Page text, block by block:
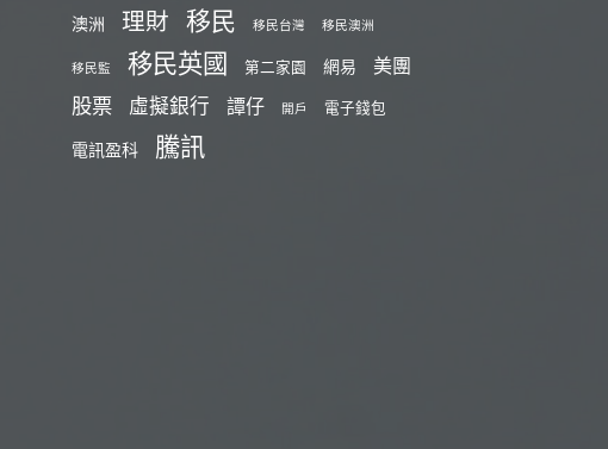
澳洲 理財 移民 移民台灣 移民澳洲
移民監 移民英國 第二家園 網易 美團
股票 虛擬銀行 譚仔 開戶 電子錢包
電訊盈科 騰訊